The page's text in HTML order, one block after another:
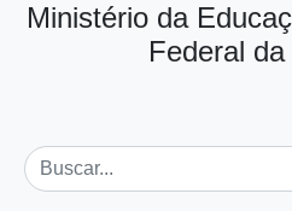
Ministério da
Federal